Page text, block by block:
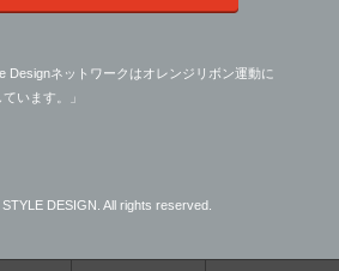
Designネットワークはオレンジリボン運動に
います。」
DESIGN. All rights reserved.